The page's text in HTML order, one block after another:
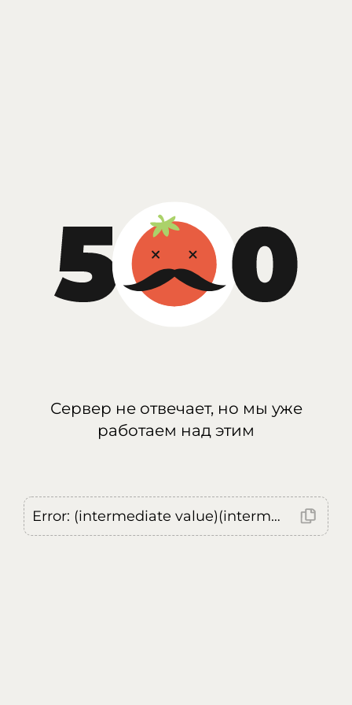
Сервер не отвечает, но мы уже
работаем над этим
Error: (intermediate value)(intermediate value)(intermediate value).replaceAll is not a function